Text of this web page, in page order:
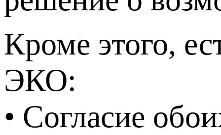
Кроме этого,
ЭКО:
• Согласие